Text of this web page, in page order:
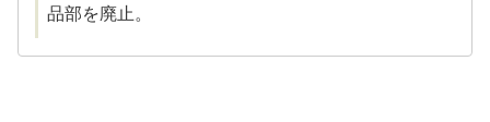
品部を廃止。